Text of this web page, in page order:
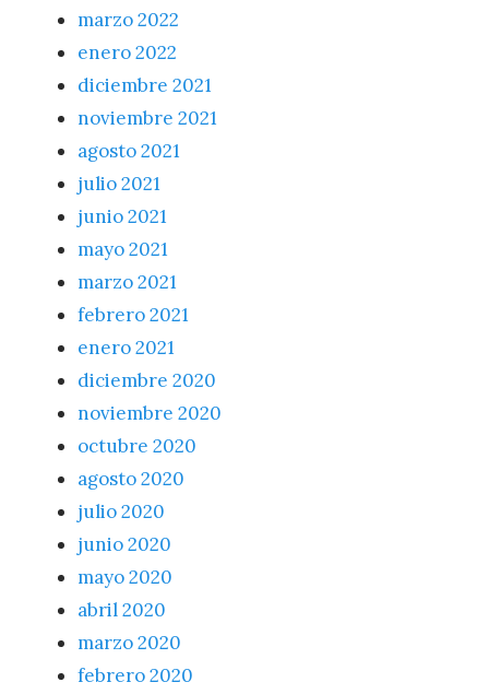
marzo 2022
enero 2022
diciembre 2021
noviembre 2021
agosto 2021
julio 2021
junio 2021
mayo 2021
marzo 2021
febrero 2021
enero 2021
diciembre 2020
noviembre 2020
octubre 2020
agosto 2020
julio 2020
junio 2020
mayo 2020
abril 2020
marzo 2020
febrero 2020